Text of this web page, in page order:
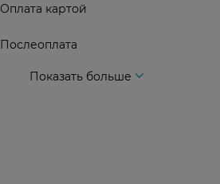
Оплата картой
Послеоплата
Показать больше